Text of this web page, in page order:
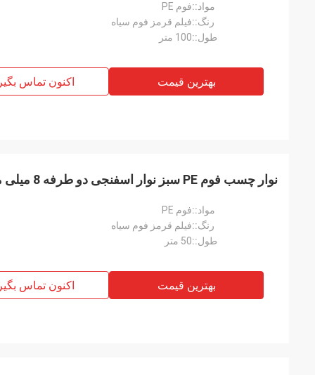
مواد::فوم PE
رنگ::فیلم قرمز فوم سیاه
طول::100 متر
بهترین قیمت اکنون تماس
نوار چسب فوم PE سبز نوار اسفنجی دو طرفه 8 میلی متری
مواد::فوم PE
رنگ::فیلم قرمز فوم سیاه
طول::50 متر
بهترین قیمت اکنون تماس